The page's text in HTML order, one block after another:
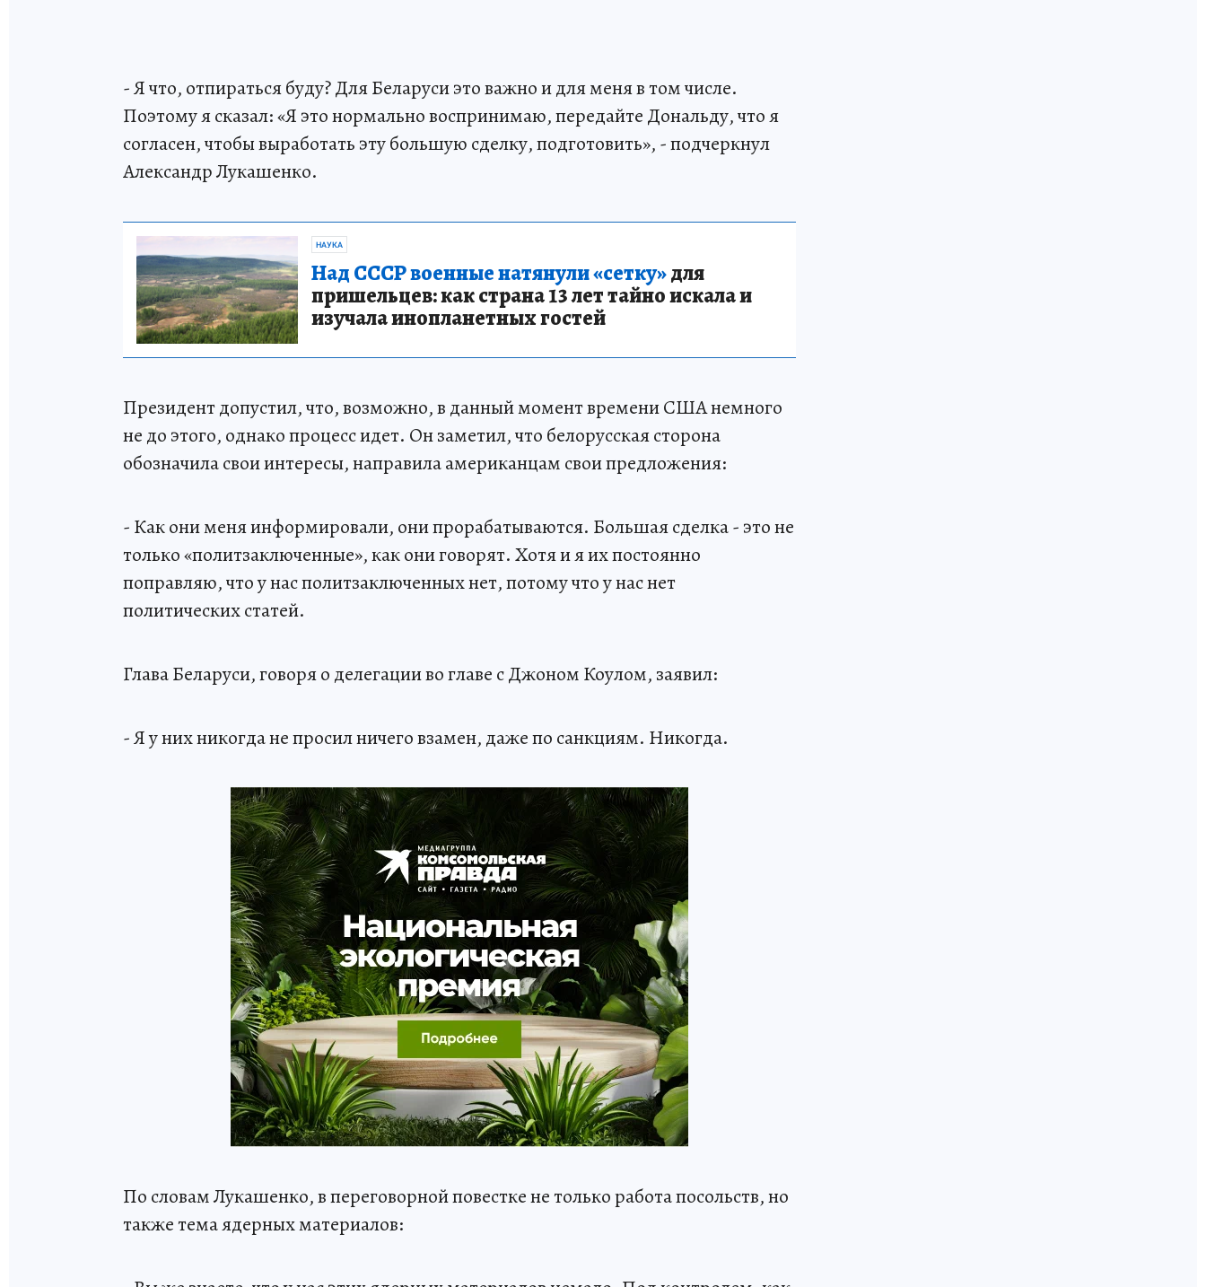
- Я что, отпираться буду? Для Беларуси это важно и для меня в том числе.
Поэтому я сказал: «Я это нормально воспринимаю, передайте Дональду, что я
согласен, чтобы выработать эту большую сделку, подготовить», - подчеркнул
Александр Лукашенко.
НАУКА
Над СССР военные натянули «сетку»для
пришельцев: как страна 13 лет тайно искала и
изучала инопланетных гостей
Президент допустил, что, возможно, в данный момент времени США немного
не до этого, однако процесс идет. Он заметил, что белорусская сторона
обозначила свои интересы, направила американцам свои предложения:
- Как они меня информировали, они прорабатываются. Большая сделка - это не
только «политзаключенные», как они говорят. Хотя и я их постоянно
поправляю, что у нас политзаключенных нет, потому что у нас нет
политических статей.
Глава Беларуси, говоря о делегации во главе с Джоном Коулом, заявил:
- Я у них никогда не просил ничего взамен, даже по санкциям. Никогда.
По словам Лукашенко, в переговорной повестке не только работа посольств, но
также тема ядерных материалов: